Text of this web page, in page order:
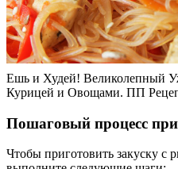
Ешь и Худей! Великолепный
Курицей и Овощами. ПП
Пошаговый процесс
Чтобы приготовить закуску с